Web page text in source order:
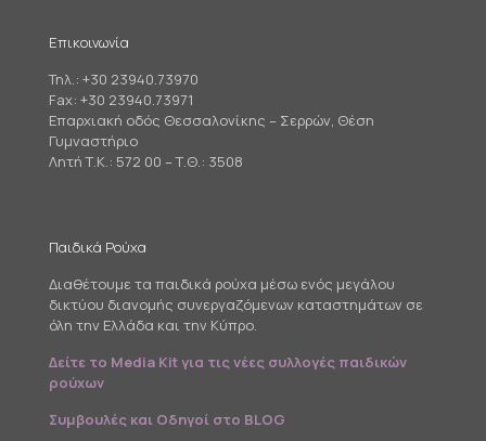
Επικοινωνία
Τηλ.: +30 23940.73970
Fax: +30 23940.73971
Επαρχιακή οδός Θεσσαλονίκης – Σερρών, Θέση
Γυμναστήριο
Λητή Τ.Κ.: 572 00 – Τ.Θ.: 3508
Παιδικά Ρούχα
Διαθέτουμε τα παιδικά ρούχα μέσω ενός μεγάλου
δικτύου διανομής συνεργαζόμενων καταστημάτων σε
όλη την Ελλάδα και την Κύπρο.
Δείτε το Media Kit για τις νέες συλλογές παιδικών
ρούχων
Συμβουλές και Οδηγοί στο BLOG